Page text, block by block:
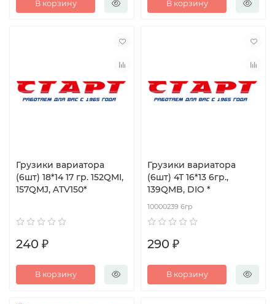
В корзину В корзину
Грузики вариатора
(6шт) 18*14 17 гр. 152QMI,
157QMJ, ATV150*
240 ₽
В корзину
Грузики вариатора
(6шт) 4Т 16*13 6гр.,
139QMB, DIO *
10000239 6гр
290 ₽
В корзину